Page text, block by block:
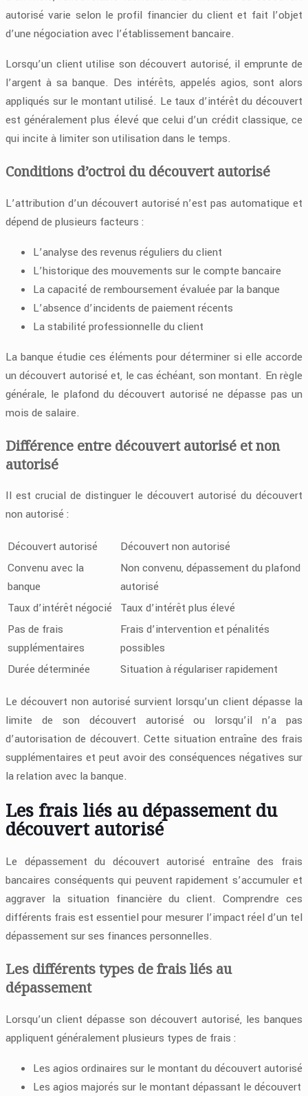
autorisé varie selon le profil financier du client et fait l’objet
d’une négociation avec l’établissement bancaire.
Lorsqu’un client utilise son découvert autorisé, il emprunte de
l’argent à sa banque. Des intérêts, appelés agios, sont alors
appliqués sur le montant utilisé. Le taux d’intérêt du découvert
est généralement plus élevé que celui d’un crédit classique, ce
qui incite à limiter son utilisation dans le temps.
Conditions d’octroi du découvert autorisé
L’attribution d’un découvert autorisé n’est pas automatique et
dépend de plusieurs facteurs :
L’analyse des revenus réguliers du client
L’historique des mouvements sur le compte bancaire
La capacité de remboursement évaluée par la banque
L’absence d’incidents de paiement récents
La stabilité professionnelle du client
La banque étudie ces éléments pour déterminer si elle accorde
un découvert autorisé et, le cas échéant, son montant. En règle
générale, le plafond du découvert autorisé ne dépasse pas un
mois de salaire.
Différence entre découvert autorisé et non
autorisé
Il est crucial de distinguer le découvert autorisé du découvert
non autorisé :
Découvert autorisé
Découvert non autorisé
Convenu avec la
banque
Non convenu, dépassement du plafond
autorisé
Taux d’intérêt négocié
Taux d’intérêt plus élevé
Pas de frais
supplémentaires
Frais d’intervention et pénalités
possibles
Durée déterminée
Situation à régulariser rapidement
Le découvert non autorisé survient lorsqu’un client dépasse la
limite de son découvert autorisé ou lorsqu’il n’a pas
d’autorisation de découvert. Cette situation entraîne des frais
supplémentaires et peut avoir des conséquences négatives sur
la relation avec la banque.
Les frais liés au dépassement du
découvert autorisé
Le dépassement du découvert autorisé entraîne des frais
bancaires conséquents qui peuvent rapidement s’accumuler et
aggraver la situation financière du client. Comprendre ces
différents frais est essentiel pour mesurer l’impact réel d’un tel
dépassement sur ses finances personnelles.
Les différents types de frais liés au
dépassement
Lorsqu’un client dépasse son découvert autorisé, les banques
appliquent généralement plusieurs types de frais :
Les agios ordinaires sur le montant du découvert autorisé
Les agios majorés sur le montant dépassant le découvert